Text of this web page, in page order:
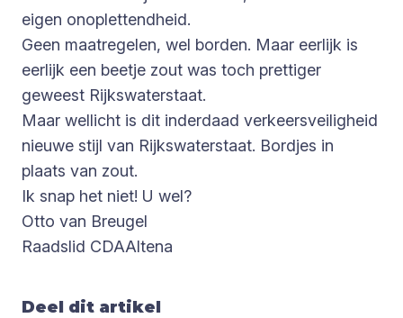
eigen onoplettendheid.
Geen maatregelen, wel borden. Maar eerlijk is
eerlijk een beetje zout was toch prettiger
geweest Rijkswaterstaat.
Maar wellicht is dit inderdaad verkeersveiligheid
nieuwe stijl van Rijkswaterstaat. Bordjes in
plaats van zout.
Ik snap het niet! U wel?
Otto van Breugel
Raadslid CDAAltena
Deel dit artikel